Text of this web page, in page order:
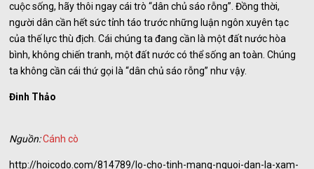
cuộc sống, hãy thôi ngay cái trò “dân chủ sáo rỗng”. Đồng thời,
người dân cần hết sức tỉnh táo trước những luận ngôn xuyên tạc
của thế lực thù địch. Cái chúng ta đang cần là một đất nước hòa
bình, không chiến tranh, một đất nước có thể sống an toàn. Chúng
ta không cần cái thứ gọi là “dân chủ sáo rỗng” như vậy.
Đinh Thảo
Nguồn:Cánh cò
http://hoicodo.com/814789/lo-cho-tinh-mang-nguoi-dan-la-xam-